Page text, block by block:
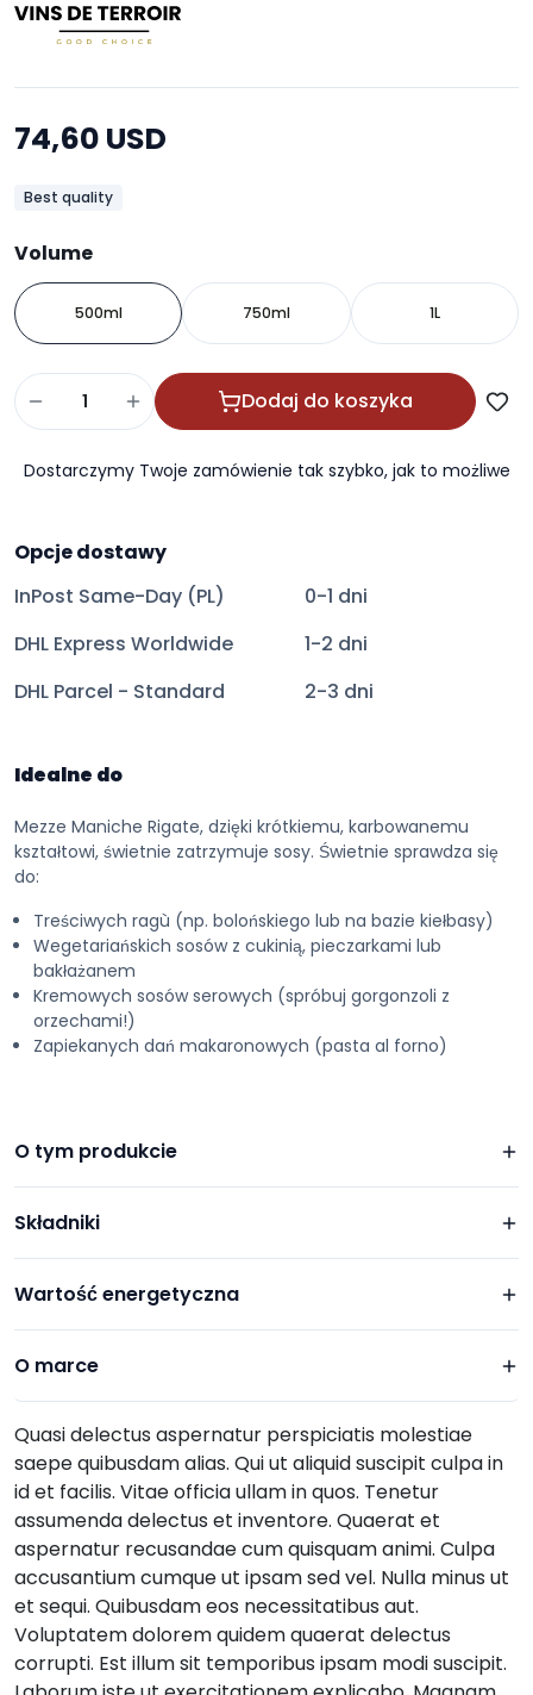
74,60 USD
Best quality
Volume
500ml 750ml 1L
Dodaj do koszyka
Dostarczymy Twoje zamówienie tak szybko, jak to możliwe
Opcje dostawy
InPost Same-Day (PL)
0-1 dni
DHL Express Worldwide
1-2 dni
DHL Parcel - Standard
2-3 dni
Idealne do
Mezze Maniche Rigate, dzięki krótkiemu, karbowanemu
kształtowi, świetnie zatrzymuje sosy. Świetnie sprawdza się
do:
Treściwych ragù (np. bolońskiego lub na bazie kiełbasy)
Wegetariańskich sosów z cukinią, pieczarkami lub
bakłażanem
Kremowych sosów serowych (spróbuj gorgonzoli z
orzechami!)
Zapiekanych dań makaronowych (pasta al forno)
O tym produkcie
Składniki
Wartość energetyczna
O marce
Quasi delectus aspernatur perspiciatis molestiae
saepe quibusdam alias. Qui ut aliquid suscipit culpa in
id et facilis. Vitae officia ullam in quos. Tenetur
assumenda delectus et inventore. Quaerat et
aspernatur recusandae cum quisquam animi. Culpa
accusantium cumque ut ipsam sed vel. Nulla minus ut
et sequi. Quibusdam eos necessitatibus aut.
Voluptatem dolorem quidem quaerat delectus
corrupti. Est illum sit temporibus ipsam modi suscipit.